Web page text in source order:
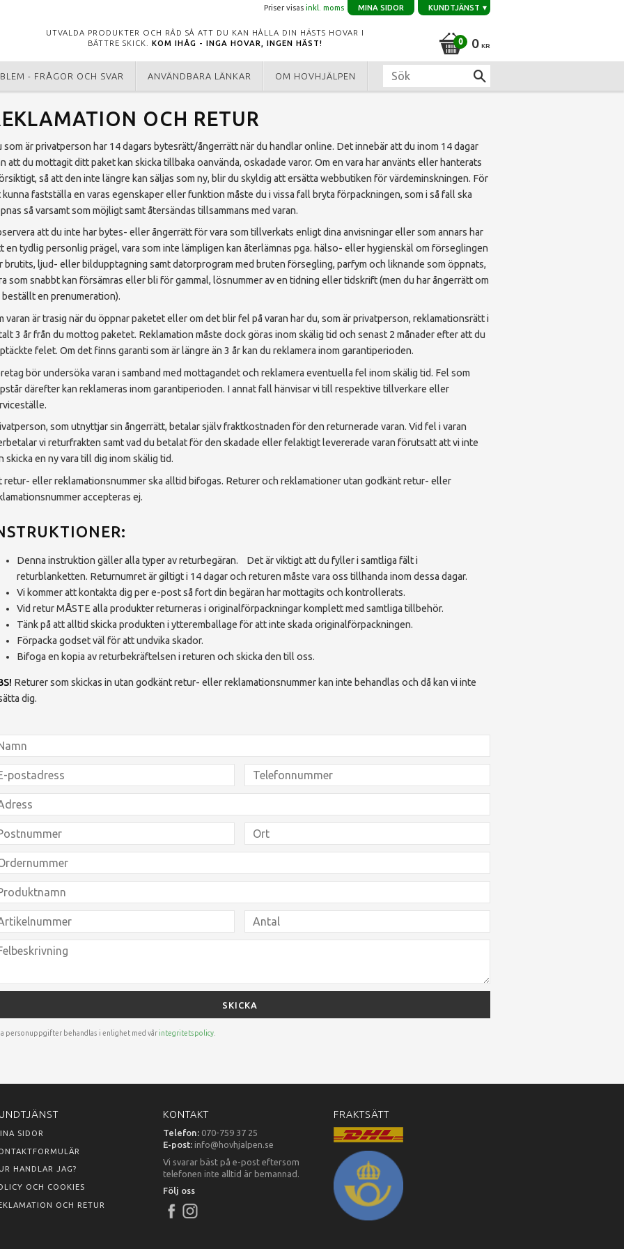
Priser visas inkl. moms MINA SIDOR KUNDTJÄNST
UTVALDA PRODUKTER OCH RÅD SÅ ATT DU KAN HÅLLA DIN HÄSTS HOVAR I
BÄTTRE SKICK. KOM IHÅG - INGA HOVAR, INGEN HÄST!
- FRÅGOR OCH SVAR ANVÄNDBARA LÄNKAR OM HOVHJÄLPEN
0 KR
OCH RETUR
som är privatperson har 14 dagars bytesrätt/ångerrätt när du handlar online. Det innebär att du inom 14 dagar
att du mottagit ditt paket kan skicka tillbaka oanvända, oskadade varor. Om en vara har använts eller hanterats
så att den inte längre kan säljas som ny, blir du skyldig att ersätta webbutiken för värdeminskningen. För
kunna fastställa en varas egenskaper eller funktion måste du i vissa fall bryta förpackningen, som i så fall ska
så varsamt som möjligt samt återsändas tillsammans med varan.
att du inte har bytes- eller ångerrätt för vara som tillverkats enligt dina anvisningar eller som annars har
en tydlig personlig prägel, vara som inte lämpligen kan återlämnas pga. hälso- eller hygienskäl om förseglingen
brutits, ljud- eller bildupptagning samt datorprogram med bruten försegling, parfym och liknande som öppnats,
som snabbt kan försämras eller bli för gammal, lösnummer av en tidning eller tidskrift (men du har ångerrätt om
beställt en prenumeration).
varan är trasig när du öppnar paketet eller om det blir fel på varan har du, som är privatperson, reklamationsrätt i
3 år från du mottog paketet. Reklamation måste dock göras inom skälig tid och senast 2 månader efter att du
felet. Om det finns garanti som är längre än 3 år kan du reklamera inom garantiperioden.
bör undersöka varan i samband med mottagandet och reklamera eventuella fel inom skälig tid. Fel som
därefter kan reklameras inom garantiperioden. I annat fall hänvisar vi till respektive tillverkare eller
som utnyttjar sin ångerrätt, betalar själv fraktkostnaden för den returnerade varan. Vid fel i varan
vi returfrakten samt vad du betalat för den skadade eller felaktigt levererade varan förutsatt att vi inte
skicka en ny vara till dig inom skälig tid.
retur- eller reklamationsnummer ska alltid bifogas. Returer och reklamationer utan godkänt retur- eller
accepteras ej.
Denna instruktion gäller alla typer av returbegäran. Det är viktigt att du fyller i samtliga fält i
returblanketten. Returnumret är giltigt i 14 dagar och returen måste vara oss tillhanda inom dessa dagar.
Vi kommer att kontakta dig per e-post så fort din begäran har mottagits och kontrollerats.
Vid retur MÅSTE alla produkter returneras i originalförpackningar komplett med samtliga tillbehör.
Tänk på att alltid skicka produkten i ytteremballage för att inte skada originalförpackningen.
Förpacka godset väl för att undvika skador.
Bifoga en kopia av returbekräftelsen i returen och skicka den till oss.
Returer som skickas in utan godkänt retur- eller reklamationsnummer kan inte behandlas och då kan vi inte
dig.
SKICKA
personuppgifter behandlas i enlighet med vår integritetspolicy
SIDOR
HANDLAR JAG?
OCH COOKIES
OCH RETUR
KONTAKT
Telefon: 070-759 37 25
E-post: info@hovhjalpen.se
Vi svarar bäst på e-post eftersom
telefonen inte alltid är bemannad.
Följ oss
FRAKTSÄTT